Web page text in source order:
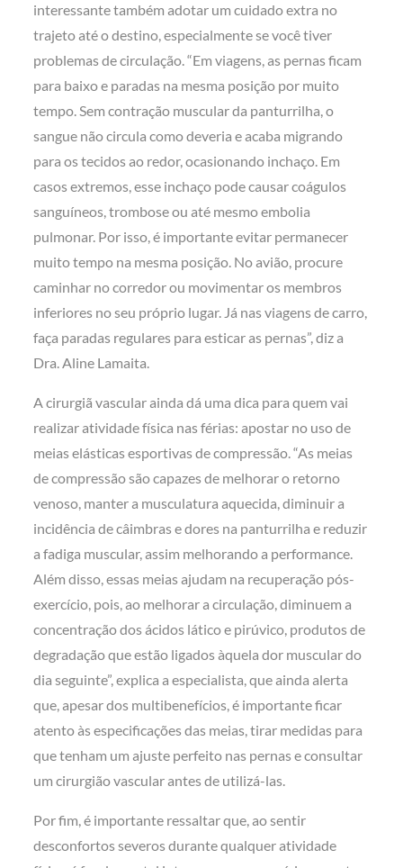
interessante também adotar um cuidado extra no
trajeto até o destino, especialmente se você tiver
problemas de circulação. “Em viagens, as pernas ficam
para baixo e paradas na mesma posição por muito
tempo. Sem contração muscular da panturrilha, o
sangue não circula como deveria e acaba migrando
para os tecidos ao redor, ocasionando inchaço. Em
casos extremos, esse inchaço pode causar coágulos
sanguíneos, trombose ou até mesmo embolia
pulmonar. Por isso, é importante evitar permanecer
muito tempo na mesma posição. No avião, procure
caminhar no corredor ou movimentar os membros
inferiores no seu próprio lugar. Já nas viagens de carro,
faça paradas regulares para esticar as pernas”, diz a
Dra. Aline Lamaita.
A cirurgiã vascular ainda dá uma dica para quem vai
realizar atividade física nas férias: apostar no uso de
meias elásticas esportivas de compressão. “As meias
de compressão são capazes de melhorar o retorno
venoso, manter a musculatura aquecida, diminuir a
incidência de câimbras e dores na panturrilha e reduzir
a fadiga muscular, assim melhorando a performance.
Além disso, essas meias ajudam na recuperação pós-
exercício, pois, ao melhorar a circulação, diminuem a
concentração dos ácidos lático e pirúvico, produtos de
degradação que estão ligados àquela dor muscular do
dia seguinte”, explica a especialista, que ainda alerta
que, apesar dos multibenefícios, é importante ficar
atento às especificações das meias, tirar medidas para
que tenham um ajuste perfeito nas pernas e consultar
um cirurgião vascular antes de utilizá-las.
Por fim, é importante ressaltar que, ao sentir
desconfortos severos durante qualquer atividade